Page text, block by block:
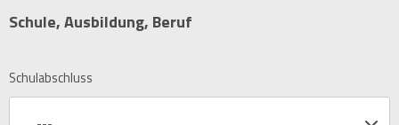
Schule, Ausbildung, Beruf
Schulabschluss